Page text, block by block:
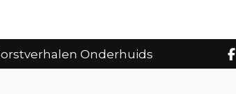
Onderhuids